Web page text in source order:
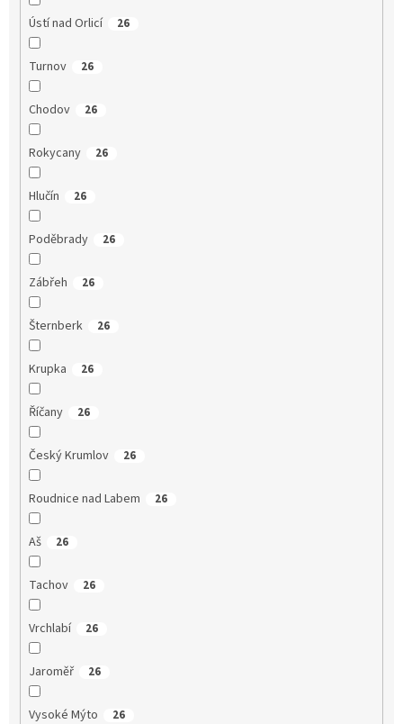
Ústí nad Orlicí 26
Turnov 26
Chodov 26
Rokycany 26
Hlučín 26
Poděbrady 26
Zábřeh 26
Šternberk 26
Krupka 26
Říčany 26
Český Krumlov 26
Roudnice nad Labem 26
Aš 26
Tachov 26
Vrchlabí 26
Jaroměř 26
Vysoké Mýto 26